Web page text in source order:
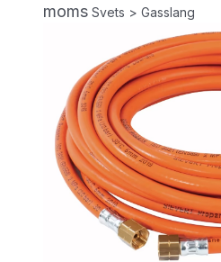
moms Svets > Gasslang